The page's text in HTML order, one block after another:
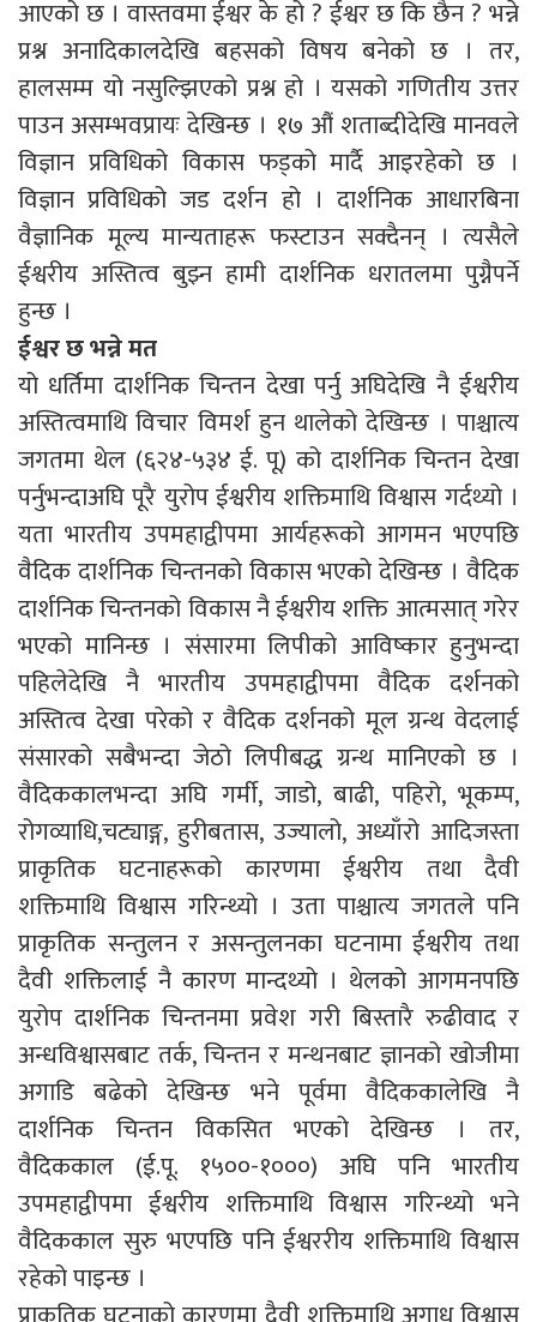
आएको छ । वास्तवमा ईश्वर के हो ? ईश्वर छ कि छैन ? भन्ने
प्रश्न अनादिकालदेखि बहसको विषय बनेको छ । तर,
हालसम्म यो नसुल्झिएको प्रश्न हो । यसको गणितीय उत्तर
पाउन असम्भवप्रायः देखिन्छ । १७ औं शताब्दीदेखि मानवले
विज्ञान प्रविधिको विकास फड्को मार्दै आइरहेको छ ।
विज्ञान प्रविधिको जड दर्शन हो । दार्शनिक आधारबिना
वैज्ञानिक मूल्य मान्यताहरू फस्टाउन सक्दैनन् । त्यसैले
ईश्वरीय अस्तित्व बुझ्न हामी दार्शनिक धरातलमा पुग्नैपर्ने
हुन्छ ।
ईश्वर छ भन्ने मत
यो धर्तिमा दार्शनिक चिन्तन देखा पर्नु अघिदेखि नै ईश्वरीय
अस्तित्वमाथि विचार विमर्श हुन थालेको देखिन्छ । पाश्चात्य
जगतमा थेल (६२४-५३४ ई. पू) को दार्शनिक चिन्तन देखा
पर्नुभन्दाअघि पूरै युरोप ईश्वरीय शक्तिमाथि विश्वास गर्दथ्यो ।
यता भारतीय उपमहाद्वीपमा आर्यहरूको आगमन भएपछि
वैदिक दार्शनिक चिन्तनको विकास भएको देखिन्छ । वैदिक
दार्शनिक चिन्तनको विकास नै ईश्वरीय शक्ति आत्मसात् गरेर
भएको मानिन्छ । संसारमा लिपीको आविष्कार हुनुभन्दा
पहिलेदेखि नै भारतीय उपमहाद्वीपमा वैदिक दर्शनको
अस्तित्व देखा परेको र वैदिक दर्शनको मूल ग्रन्थ वेदलाई
संसारको सबैभन्दा जेठो लिपीबद्ध ग्रन्थ मानिएको छ ।
वैदिककालभन्दा अघि गर्मी, जाडो, बाढी, पहिरो, भूकम्प,
रोगव्याधि,चट्याङ्ग, हुरीबतास, उज्यालो, अध्याँरो आदिजस्ता
प्राकृतिक घटनाहरूको कारणमा ईश्वरीय तथा दैवी
शक्तिमाथि विश्वास गरिन्थ्यो । उता पाश्चात्य जगतले पनि
प्राकृतिक सन्तुलन र असन्तुलनका घटनामा ईश्वरीय तथा
दैवी शक्तिलाई नै कारण मान्दथ्यो । थेलको आगमनपछि
युरोप दार्शनिक चिन्तनमा प्रवेश गरी बिस्तारै रुढीवाद र
अन्धविश्वासबाट तर्क, चिन्तन र मन्थनबाट ज्ञानको खोजीमा
अगाडि बढेको देखिन्छ भने पूर्वमा वैदिककालेखि नै
दार्शनिक चिन्तन विकसित भएको देखिन्छ । तर,
वैदिककाल (ई.पू. १५००-१०००) अघि पनि भारतीय
उपमहाद्वीपमा ईश्वरीय शक्तिमाथि विश्वास गरिन्थ्यो भने
वैदिककाल सुरु भएपछि पनि ईश्वररीय शक्तिमाथि विश्वास
रहेको पाइन्छ ।